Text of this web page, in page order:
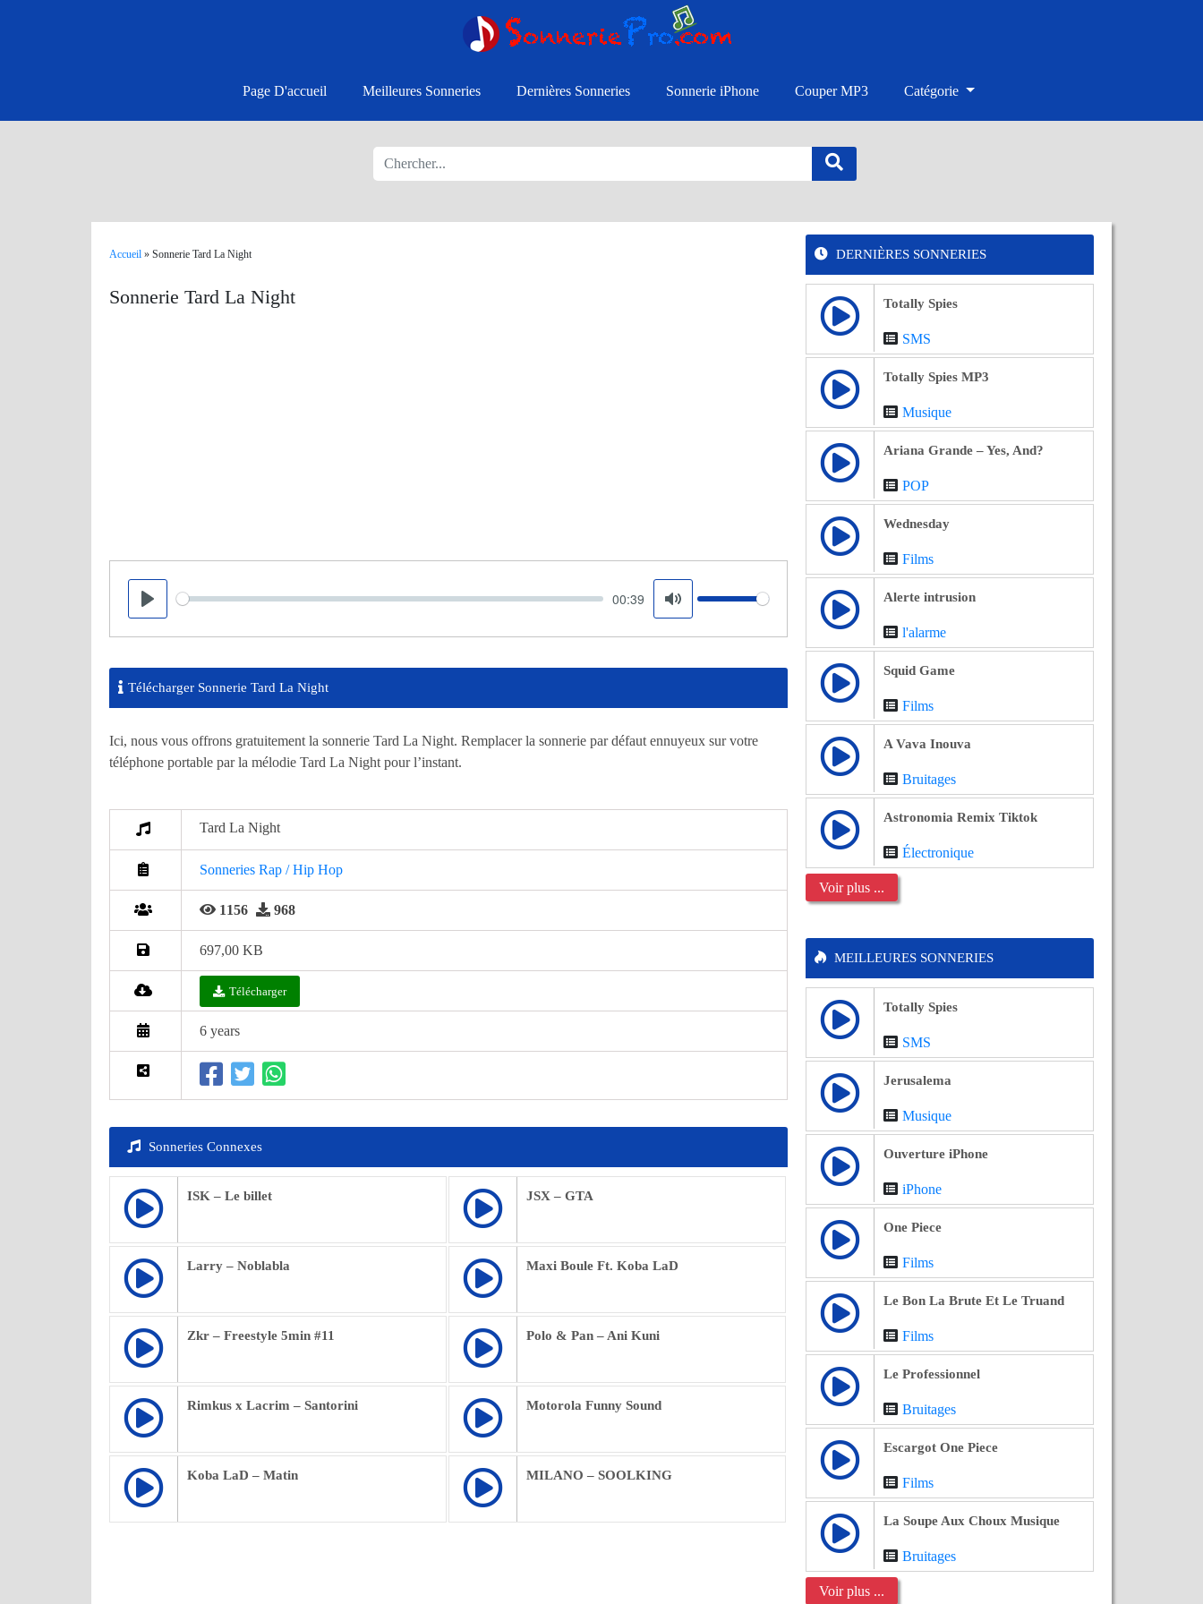
Page D'accueil Meilleures Sonneries Dernières Sonneries Sonnerie iPhone Couper MP3 Catégorie
Accueil » Sonnerie Tard La Night
Sonnerie Tard La Night
Play
Seek 00:39
Mute
Volume
Télécharger Sonnerie Tard La Night
Ici, nous vous offrons gratuitement la sonnerie Tard La Night. Remplacer la sonnerie par défaut ennuyeux sur votre
téléphone portable par la mélodie Tard La Night pour l’instant.
Tard La Night
Sonneries Rap / Hip Hop
1156 968
697,00 KB
Télécharger
6 years
Sonneries Connexes
ISK – Le billet JSX – GTA
Larry – Noblabla Maxi Boule Ft. Koba LaD
Zkr – Freestyle 5min #11 Polo & Pan – Ani Kuni
Rimkus x Lacrim – Santorini Motorola Funny Sound
Koba LaD – Matin MILANO – SOOLKING
DERNIÈRES SONNERIES
Totally Spies
SMS
Totally Spies MP3
Musique
Ariana Grande – Yes, And?
POP
Wednesday
Films
Alerte intrusion
l'alarme
Squid Game
Films
A Vava Inouva
Bruitages
Astronomia Remix Tiktok
Électronique
Voir plus ...
MEILLEURES SONNERIES
Totally Spies
SMS
Jerusalema
Musique
Ouverture iPhone
iPhone
One Piece
Films
Le Bon La Brute Et Le Truand
Films
Le Professionnel
Bruitages
Escargot One Piece
Films
La Soupe Aux Choux Musique
Bruitages
Voir plus ...